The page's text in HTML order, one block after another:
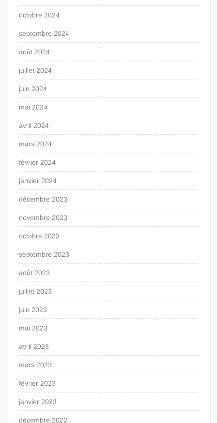
octobre 2024
septembre 2024
août 2024
juillet 2024
juin 2024
mai 2024
avril 2024
mars 2024
février 2024
janvier 2024
décembre 2023
novembre 2023
octobre 2023
septembre 2023
août 2023
juillet 2023
juin 2023
mai 2023
avril 2023
mars 2023
février 2023
janvier 2023
décembre 2022